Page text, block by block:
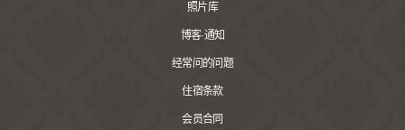
照片库
博客·通知
经常问的问题
住宿条款
会员合同